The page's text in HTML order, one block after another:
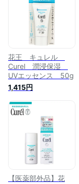
花王 キュレル
Curel 潤浸保湿
UVエッセンス 50g
1,415円
【医薬部外品】花